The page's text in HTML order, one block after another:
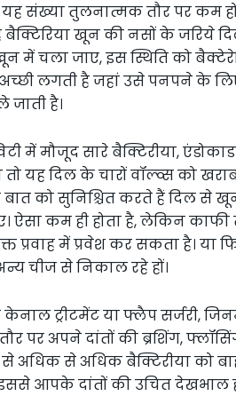
संख्या तुलनात्मक तौर पर कम
खून की नसों के जरिये
में चला जाए, इस स्थिति को
लगती है जहां उसे पनपने के
है।
में मौजूद सारे बैक्टिरीया,
यह दिल के चारों वॉल्व्स को
बात को सुनिश्चित करते हैं दिल से
ऐसा कम ही होता है, लेकिन काफी
प्रवाह में प्रवेश कर सकता है।
चीज से निकाल रहे हों।
ट्रीटमेंट या फ्लैप सर्जरी,
पर अपने दांतों की ब्रशिंग,
अधिक से अधिक बैक्टिरीया को
इससे आपके दांतों की उचित